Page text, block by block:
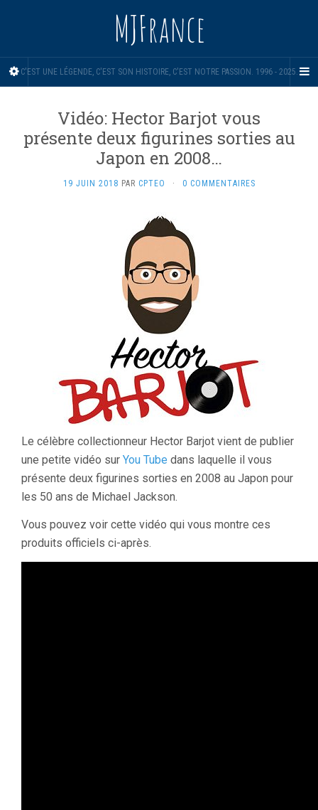
MJFrance
C'EST UNE LÉGENDE, C'EST SON HISTOIRE, C'EST NOTRE PASSION. 1996 - 2025.
Vidéo: Hector Barjot vous
présente deux figurines sorties au
Japon en 2008…
19 JUIN 2018 PAR CPTEO · 0 COMMENTAIRES
Le célèbre collectionneur Hector Barjot vient de publier
une petite vidéo sur You Tube dans laquelle il vous
présente deux figurines sorties en 2008 au Japon pour
les 50 ans de Michael Jackson.
Vous pouvez voir cette vidéo qui vous montre ces
produits officiels ci-après.